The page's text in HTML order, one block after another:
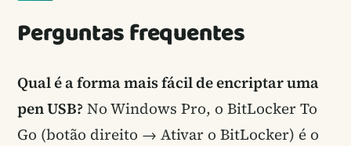
Perguntas frequentes
Qual é a forma mais fácil de encriptar uma
pen USB? No Windows Pro, o BitLocker To
Go (botão direito → Ativar o BitLocker) é o